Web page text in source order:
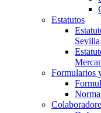
Estatutos
Sevilla
Formularios